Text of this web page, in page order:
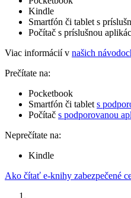
Kindle
Smartfón či tablet s
Počítač s príslušnou
Viac informácií v našich
Prečítate na:
Pocketbook
Smartfón či tablet s
Počítač s podporovanou
Neprečítate na:
Kindle
Ako čítať e-knihy zabezpečené